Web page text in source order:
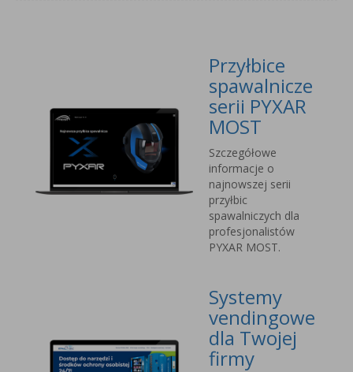
Przyłbice
spawalnicze
serii PYXAR
MOST
Szczegółowe
informacje o
najnowszej serii
przyłbic
spawalniczych dla
profesjonalistów
PYXAR MOST.
Systemy
vendingowe
dla Twojej
firmy